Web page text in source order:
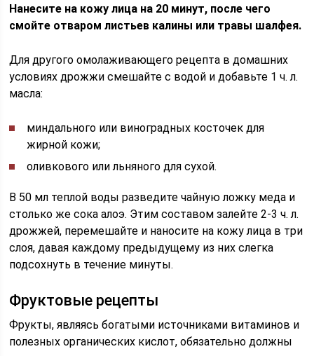
Нанесите на кожу лица на 20 минут, после чего
смойте отваром листьев калины или травы шалфея.
Для другого омолаживающего рецепта в домашних
условиях дрожжи смешайте с водой и добавьте 1 ч. л.
масла:
миндального или виноградных косточек для
жирной кожи;
оливкового или льняного для сухой.
В 50 мл теплой воды разведите чайную ложку меда и
столько же сока алоэ. Этим составом залейте 2-3 ч. л.
дрожжей, перемешайте и наносите на кожу лица в три
слоя, давая каждому предыдущему из них слегка
подсохнуть в течение минуты.
Фруктовые рецепты
Фрукты, являясь богатыми источниками витаминов и
полезных органических кислот, обязательно должны